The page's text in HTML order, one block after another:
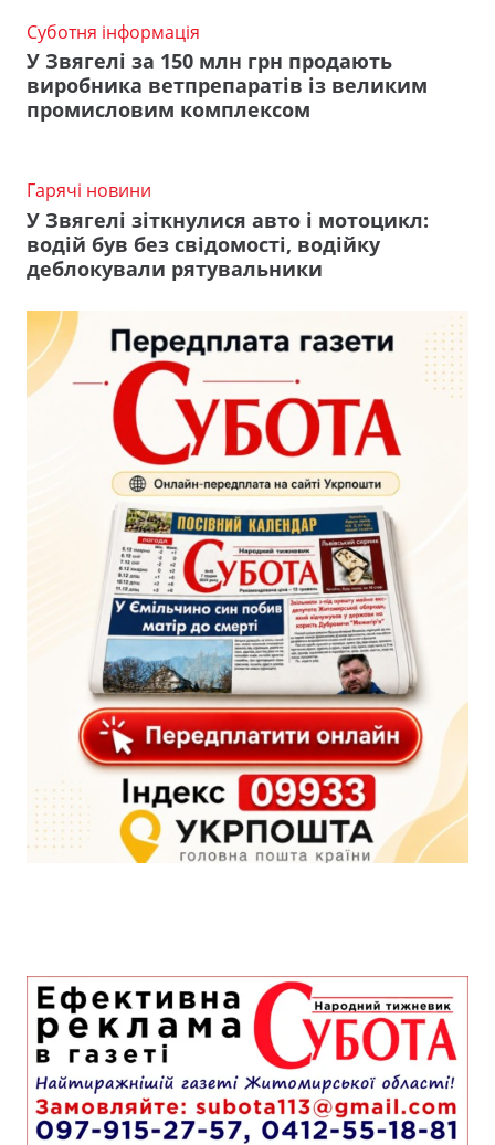
Суботня інформація
У Звягелі за 150 млн грн продають
виробника ветпрепаратів із великим
промисловим комплексом
Гарячі новини
У Звягелі зіткнулися авто і мотоцикл:
водій був без свідомості, водійку
деблокували рятувальники